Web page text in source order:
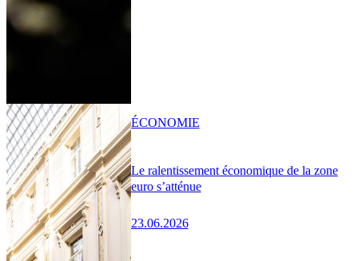
Le ralentissement économique de la zone
euro s’atténue
23.06.2026
ÉCONOMIE